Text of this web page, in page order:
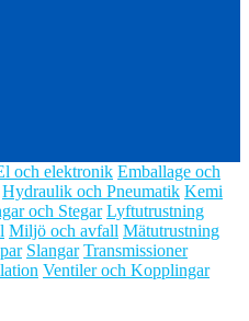
och elektronik Emballage och
Hydraulik och Pneumatik Kemi
och Stegar Lyftutrustning
Miljö och avfall Mätutrustning
Slangar Transmissioner
Ventiler och Kopplingar